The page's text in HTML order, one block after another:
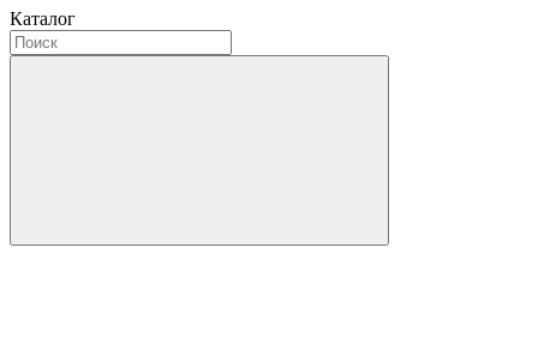
Каталог